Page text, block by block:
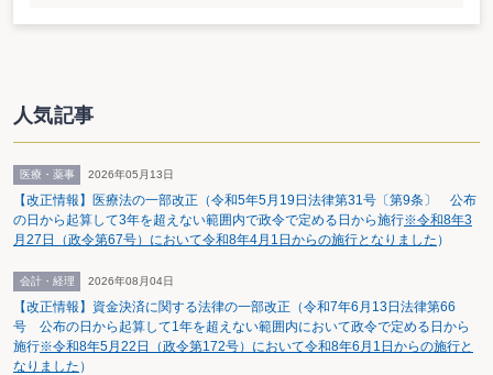
人気記事
医療・薬事 2026年05月13日
【改正情報】医療法の一部改正（令和5年5月19日法律第31号〔第9条〕 公布
の日から起算して3年を超えない範囲内で政令で定める日から施行※令和8年3
月27日（政令第67号）において令和8年4月1日からの施行となりました ）
会計・経理 2026年08月04日
【改正情報】資金決済に関する法律の一部改正（令和7年6月13日法律第66
号 公布の日から起算して1年を超えない範囲内において政令で定める日から
施行※令和8年5月22日（政令第172号）において令和8年6月1日からの施行と
なりました ）